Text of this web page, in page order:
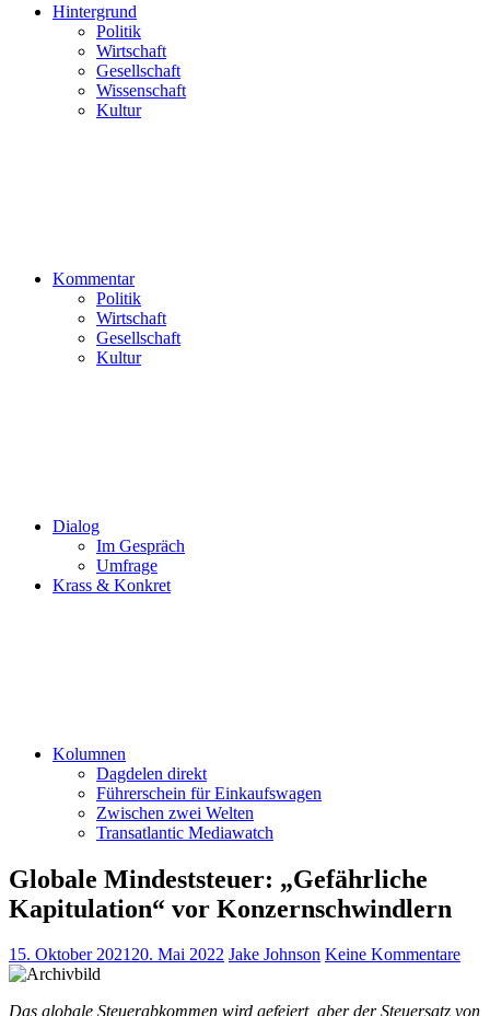
Hintergrund
Politik
Wirtschaft
Gesellschaft
Wissenschaft
Kultur
Kommentar
Politik
Wirtschaft
Gesellschaft
Kultur
Dialog
Im Gespräch
Umfrage
Krass & Konkret
Kolumnen
Dagdelen direkt
Führerschein für Einkaufswagen
Zwischen zwei Welten
Transatlantic Mediawatch
Globale Mindeststeuer: „Gefährliche
Kapitulation“ vor Konzernschwindlern
15. Oktober 202120. Mai 2022 Jake Johnson Keine Kommentare
Das globale Steuerabkommen wird gefeiert, aber der Steuersatz von